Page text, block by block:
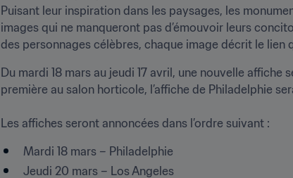
Puisant leur inspiration dans les paysages, les
images qui ne manqueront pas d’émouvoir leurs
des personnages célèbres, chaque image décrit le lien
Du mardi 18 mars au jeudi 17 avril, une nouvelle
première au salon horticole, l’affiche de Philadelphie
Les affiches seront annoncées dans l’ordre suivant :
Mardi 18 mars – Philadelphie
Jeudi 20 mars – Los Angeles